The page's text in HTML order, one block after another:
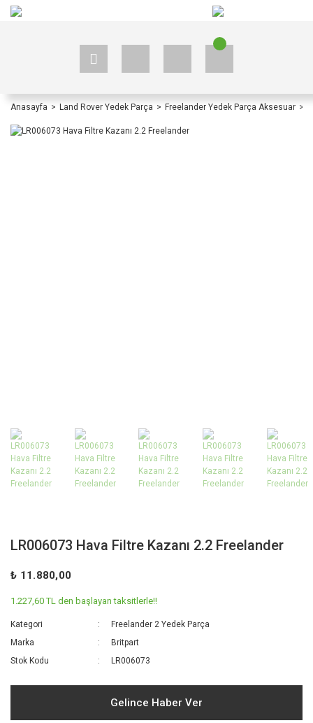
Anasayfa Land Rover Yedek Parça Freelander Yedek Parça Aksesuar
LR006073 Hava Filtre Kazanı 2.2 Freelander
₺ 11.880,00
1.227,60 TL den başlayan taksitlerle!!
Kategori
Freelander 2 Yedek Parça
Marka
Britpart
Stok Kodu
LR006073
Gelince Haber Ver